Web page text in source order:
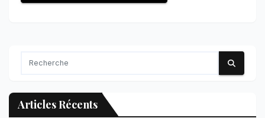
Articles Récents